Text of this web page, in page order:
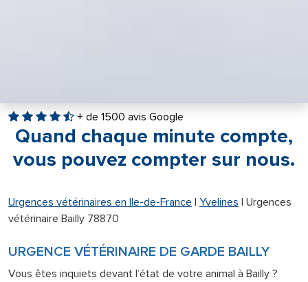
+ de 1500 avis Google
Quand chaque minute compte,
vous pouvez compter sur nous.
Urgences vétérinaires en Ile-de-France | Yvelines | Urgences
vétérinaire Bailly 78870
URGENCE VÉTÉRINAIRE DE GARDE BAILLY
Vous êtes inquiets devant l’état de votre animal à Bailly ?